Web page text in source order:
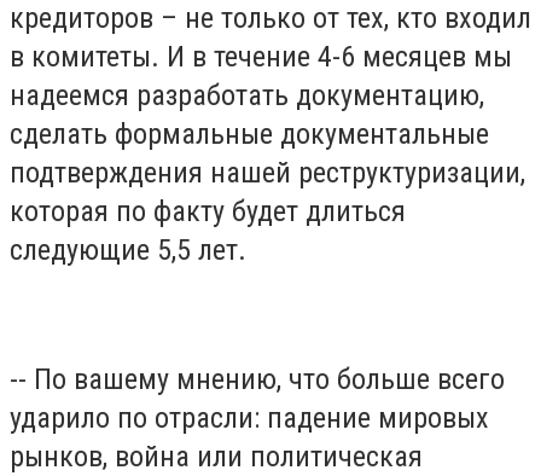
кредиторов – не только от тех, кто входил
в комитеты. И в течение 4-6 месяцев мы
надеемся разработать документацию,
сделать формальные документальные
подтверждения нашей реструктуризации,
которая по факту будет длиться
следующие 5,5 лет.
-- По вашему мнению, что больше всего
ударило по отрасли: падение мировых
рынков, война или политическая